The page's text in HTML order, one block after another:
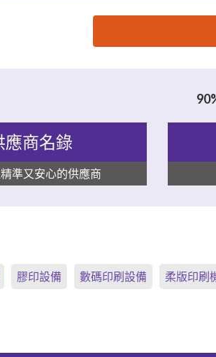
應商名錄
準又安心的供應商
膠印設備 數碼印刷設備 柔版印刷